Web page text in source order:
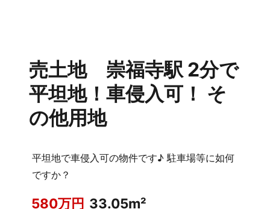
売土地 崇福寺駅 2分で
平坦地！車侵入可！ そ
の他用地
平坦地で車侵入可の物件です♪ 駐車場等に如何
ですか？
580万円 33.05m²